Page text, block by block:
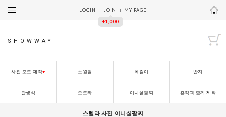
LOGIN JOIN
+1,000
MY PAGE
SHOWWAY
사진 포토 제작♥ 소원달 목걸이 반지
탄생석 오로라 이니셜팔찌 흔적과 함께 제작
스텔라 사진 이니셜팔찌